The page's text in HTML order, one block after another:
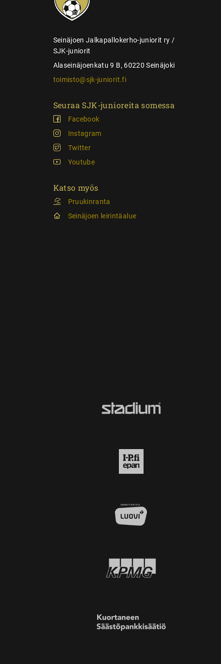
Seinäjoen Jalkapallokerho-juniorit ry /
SJK-juniorit
Alaseinäjoenkatu 9 B, 60220 Seinäjoki
toimisto@sjk-juniorit.fi
Seuraa SJK-junioreita somessa
Facebook
Instagram
Twitter
Youtube
Katso myös
Pruukinranta
Seinäjoen leirintäalue